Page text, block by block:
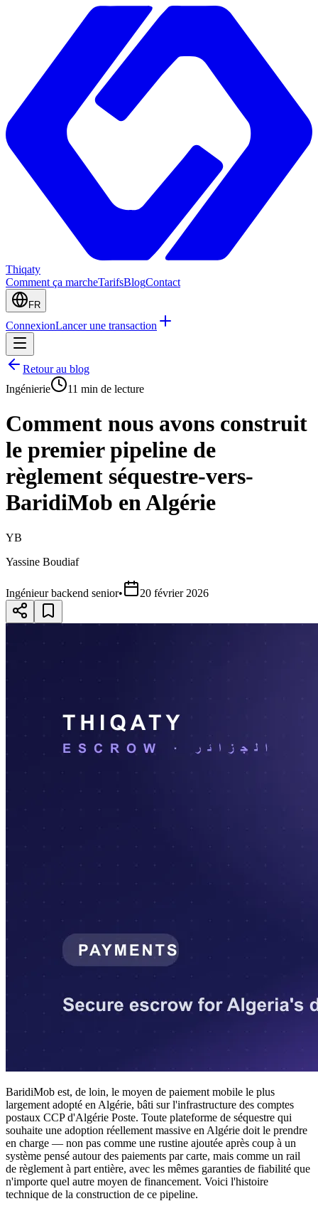
Thiqaty
Comment ça marcheTarifsBlogContact
FR
ConnexionLancer une transaction
Retour au blog
Ingénierie
11 min de lecture
Comment nous avons construit
le premier pipeline de
règlement séquestre-vers-
BaridiMob en Algérie
YB
Yassine Boudiaf
Ingénieur backend senior• 20 février 2026
BaridiMob est, de loin, le moyen de paiement mobile le plus
largement adopté en Algérie, bâti sur l'infrastructure des comptes
postaux CCP d'Algérie Poste. Toute plateforme de séquestre qui
souhaite une adoption réellement massive en Algérie doit le prendre
en charge — non pas comme une rustine ajoutée après coup à un
système pensé autour des paiements par carte, mais comme un rail
de règlement à part entière, avec les mêmes garanties de fiabilité que
n'importe quel autre moyen de financement. Voici l'histoire
technique de la construction de ce pipeline.